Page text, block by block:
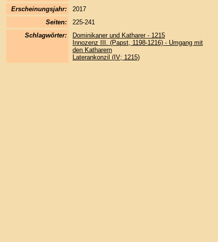
Erscheinungsjahr:
2017
Seiten:
225-241
Schlagwörter:
Dominikaner und Katharer - 1215
Innozenz III. (Papst, 1198-1216) - Umgang mit
den Katharern
Laterankonzil (IV; 1215)